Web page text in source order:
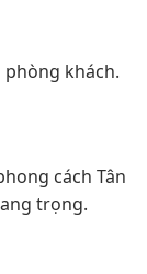
khách.
cách Tân
trọng.